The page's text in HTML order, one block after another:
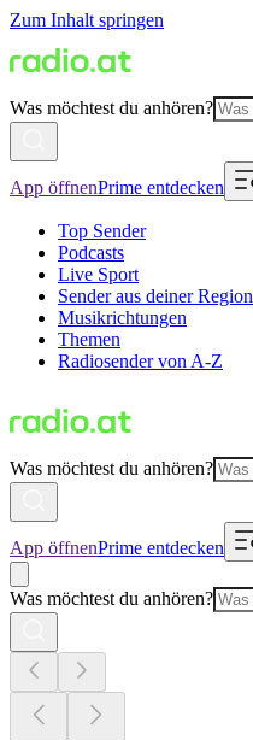
Zum Inhalt springen
Was möchtest du anhören?
App öffnenPrime entdecken
Top Sender
Podcasts
Live Sport
Sender aus deiner Region
Musikrichtungen
Themen
Radiosender von A-Z
Was möchtest du anhören?
App öffnenPrime entdecken
Was möchtest du anhören?